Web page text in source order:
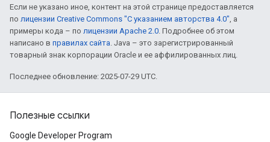
Если не указано иное, контент на этой странице предоставляется
по лицензии Creative Commons "С указанием авторства 4.0" , а
примеры кода – по лицензии Apache 2.0 . Подробнее об этом
написано в правилах сайта . Java – это зарегистрированный
товарный знак корпорации Oracle и ее аффилированных лиц.
Последнее обновление: 2025-07-29 UTC.
Полезные ссылки
Google Developer Program